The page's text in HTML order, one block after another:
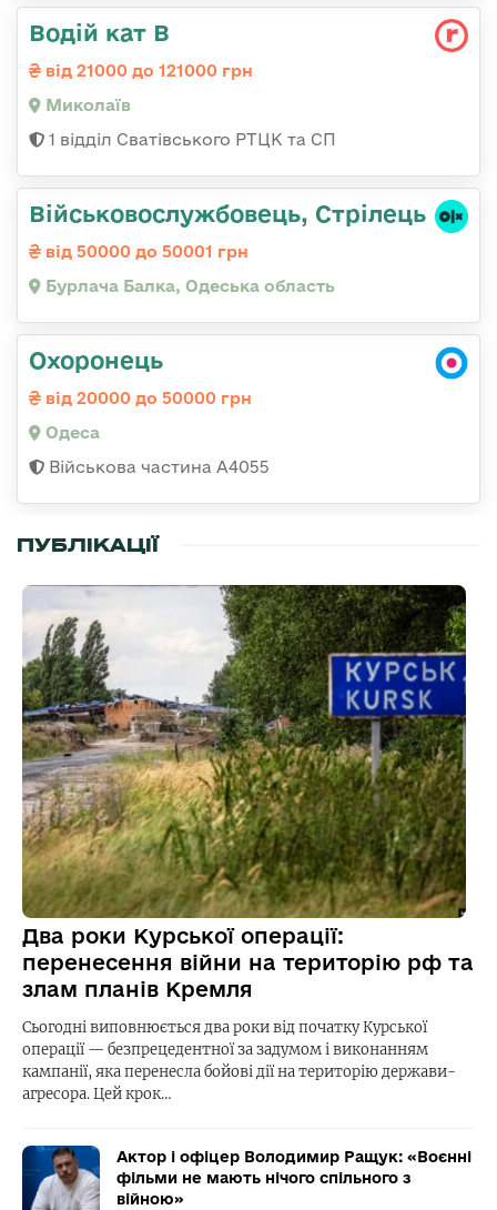
Водій кат В
від 21000 до 121000 грн
Миколаїв
1 відділ Сватівського РТЦК та СП
Військовослужбовець, Стрілець
від 50000 до 50001 грн
Бурлача Балка, Одеська область
Охоронець
від 20000 до 50000 грн
Одеса
Військова частина А4055
ПУБЛІКАЦІЇ
Два роки Курської операції:
перенесення війни на територію рф та
злам планів Кремля
Сьогодні виповнюється два роки від початку Курської
операції — безпрецедентної за задумом і виконанням
кампанії, яка перенесла бойові дії на територію держави-
агресора. Цей крок…
Актор і офіцер Володимир Ращук: «Воєнні
фільми не мають нічого спільного з
війною»